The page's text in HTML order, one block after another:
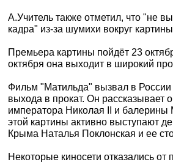
А.Учитель также отметил, что "не
кадра" из-за шумихи вокруг
Премьера картины пойдёт 23
октября она выходит в широкий
Фильм "Матильда" вызвал в
выхода в прокат. Он рассказывает
императора Николая II и
этой картины активно выступают
Крыма Наталья Поклонская и ее
Некоторые киносети отказались